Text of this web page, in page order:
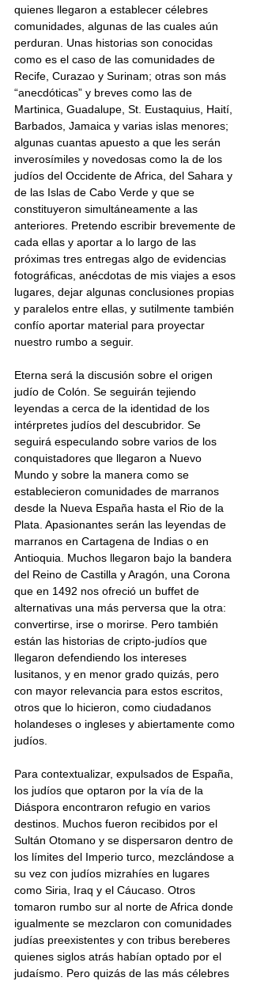
quienes llegaron a establecer célebres
comunidades, algunas de las cuales aún
perduran. Unas historias son conocidas
como es el caso de las comunidades de
Recife, Curazao y Surinam; otras son más
“anecdóticas” y breves como las de
Martinica, Guadalupe, St. Eustaquius, Haití,
Barbados, Jamaica y varias islas menores;
algunas cuantas apuesto a que les serán
inverosímiles y novedosas como la de los
judíos del Occidente de Africa, del Sahara y
de las Islas de Cabo Verde y que se
constituyeron simultáneamente a las
anteriores. Pretendo escribir brevemente de
cada ellas y aportar a lo largo de las
próximas tres entregas algo de evidencias
fotográficas, anécdotas de mis viajes a esos
lugares, dejar algunas conclusiones propias
y paralelos entre ellas, y sutilmente también
confío aportar material para proyectar
nuestro rumbo a seguir.
Eterna será la discusión sobre el origen
judío de Colón. Se seguirán tejiendo
leyendas a cerca de la identidad de los
intérpretes judíos del descubridor. Se
seguirá especulando sobre varios de los
conquistadores que llegaron a Nuevo
Mundo y sobre la manera como se
establecieron comunidades de marranos
desde la Nueva España hasta el Rio de la
Plata. Apasionantes serán las leyendas de
marranos en Cartagena de Indias o en
Antioquia. Muchos llegaron bajo la bandera
del Reino de Castilla y Aragón, una Corona
que en 1492 nos ofreció un buffet de
alternativas una más perversa que la otra:
convertirse, irse o morirse. Pero también
están las historias de cripto-judíos que
llegaron defendiendo los intereses
lusitanos, y en menor grado quizás, pero
con mayor relevancia para estos escritos,
otros que lo hicieron, como ciudadanos
holandeses o ingleses y abiertamente como
judíos.
Para contextualizar, expulsados de España,
los judíos que optaron por la vía de la
Diáspora encontraron refugio en varios
destinos. Muchos fueron recibidos por el
Sultán Otomano y se dispersaron dentro de
los límites del Imperio turco, mezclándose a
su vez con judíos mizrahíes en lugares
como Siria, Iraq y el Cáucaso. Otros
tomaron rumbo sur al norte de Africa donde
igualmente se mezclaron con comunidades
judías preexistentes y con tribus bereberes
quienes siglos atrás habían optado por el
judaísmo. Pero quizás de las más célebres